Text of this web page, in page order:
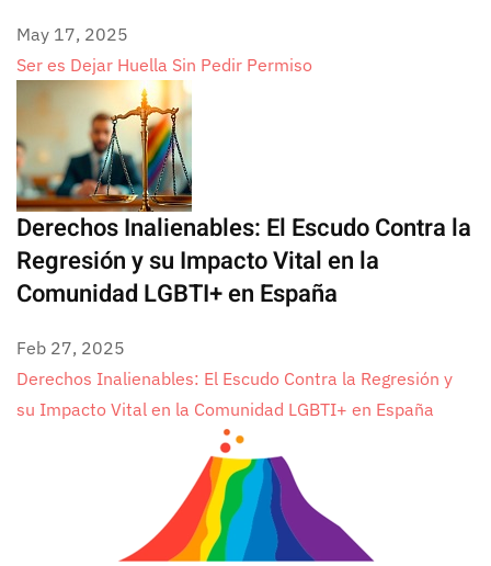
May 17, 2025
Ser es Dejar Huella Sin Pedir Permiso
Derechos Inalienables: El Escudo Contra la
Regresión y su Impacto Vital en la
Comunidad LGBTI+ en España
Feb 27, 2025
Derechos Inalienables: El Escudo Contra la Regresión y
su Impacto Vital en la Comunidad LGBTI+ en España